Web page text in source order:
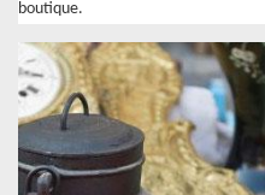
boutique.